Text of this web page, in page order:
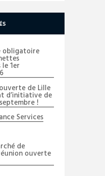
obligatoire
1er
de Lille
d’initiative de
!
Services
de
ouverte